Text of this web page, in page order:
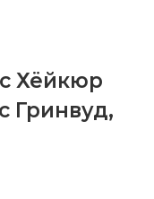
Хёйкюр
Гринвуд,